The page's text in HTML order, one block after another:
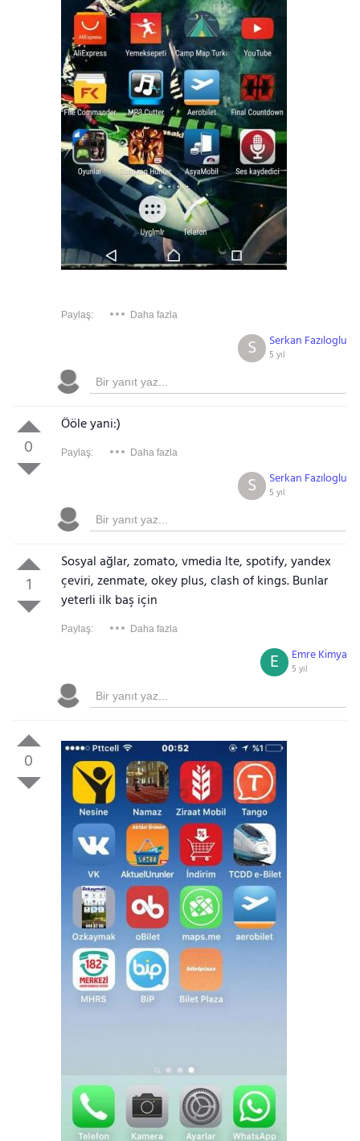
Paylaş: Daha fazla
Serkan Fazıloglu
5 yıl
S
0
Ööle yani:)
Paylaş: Daha fazla
Serkan Fazıloglu
5 yıl
S
1
Sosyal ağlar, zomato, vmedia lte, spotify, yandex
çeviri, zenmate, okey plus, clash of kings. Bunlar
yeterli ilk baş için
Paylaş: Daha fazla
Emre Kimya
5 yıl
E
0